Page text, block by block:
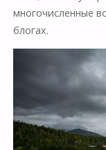
многочисленные
блогах.